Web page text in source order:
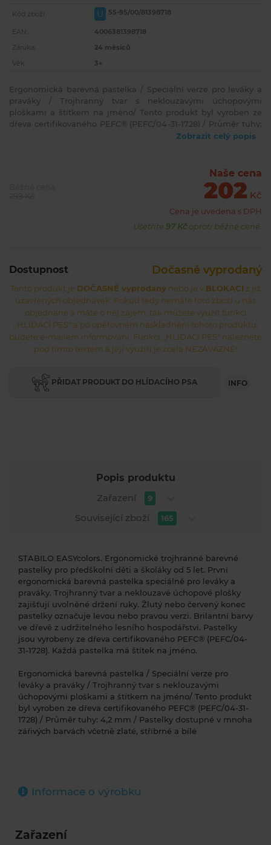
Kód zboží: U 55-95/00/81398718
EAN:
4006381398718
Záruka:
24 měsíců
Věk:
3+
Ergonomická barevná pastelka / Speciální verze pro leváky a
praváky / Trojhranný tvar s neklouzavými úchopovými
ploškami a štítkem na jméno/ Tento produkt byl vyroben ze
dřeva certifikovaného PEFC® (PEFC/04-31-1728) / Průměr tuhy:
4,2 mm / Pastelky dostupné v mnoha zářivých barvách včetně
Zobrazit celý popis
Naše cena
202 Kč
Cena je uvedena s DPH
Ušetříte 97 Kčoproti běžné ceně.
Dostupnost Dočasně vyprodaný
Tento produkt je DOČASNĚ vyprodaný nebo je v BLOKACI z již
uzavřených objednávek. Pokud tedy nemáte toto zboží u nás
objednané a máte o něj zájem, tak můžete využít funkci
,,HLÍDACÍ PES" a po opětovném naskladnění tohoto produktu,
budete e-mailem informování. Funkci ,,HLÍDACÍ PES" naleznete
pod tímto textem a její využití je zcela NEZÁVAZNÉ!
PŘIDAT PRODUKT DO HLÍDACÍHO PSA INFO
Popis produktu
Zařazení
9
Související zboží 165
STABILO EASYcolors. Ergonomické trojhranné barevné
pastelky pro předškolní děti a školáky od 5 let. První
ergonomická barevná pastelka speciálně pro leváky a
praváky. Trojhranný tvar a neklouzavé úchopové plošky
zajišťují uvolněné držení ruky. Žlutý nebo červený konec
pastelky označuje levou nebo pravou verzi. Brilantní barvy
ve dřevě z udržitelného lesního hospodářství. Pastelky
jsou vyrobeny ze dřeva certifikovaného PEFC® (PEFC/04-
31-1728). Každá pastelka má štítek na jméno.
Ergonomická barevná pastelka / Speciální verze pro
leváky a praváky / Trojhranný tvar s neklouzavými
úchopovými ploškami a štítkem na jméno/ Tento produkt
byl vyroben ze dřeva certifikovaného PEFC® (PEFC/04-31-
1728) / Průměr tuhy: 4,2 mm / Pastelky dostupné v mnoha
zářivých barvách včetně zlaté, stříbrné a bílé
Informace o výrobku
Zařazení